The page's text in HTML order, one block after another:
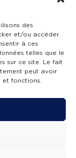
des
et/ou accéder
à ces
telles que le
sur ce site. Le fait
peut avoir
fonctions.
!